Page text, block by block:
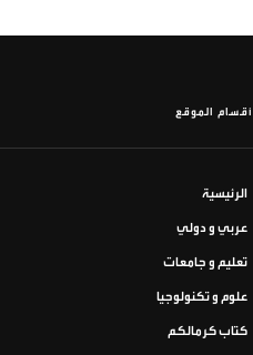
أقسام الموقع
الرئيسية
عربي و دولي
تعليم و جامعات
علوم و تكنولوجيا
كتاب كرمالكم